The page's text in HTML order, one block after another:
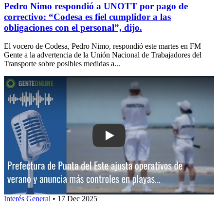
Pedro Nimo respondió a UNOTT por pago de
correctivo: “Codesa es fiel cumplidor a las
obligaciones con el personal”, dijo.
El vocero de Codesa, Pedro Nimo, respondió este martes en FM
Gente a la advertencia de la Unión Nacional de Trabajadores del
Transporte sobre posibles medidas a...
Play: Prefectura de Punta del Este
Interés General • 17 Dec 2025